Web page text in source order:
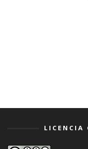
LICENCIA